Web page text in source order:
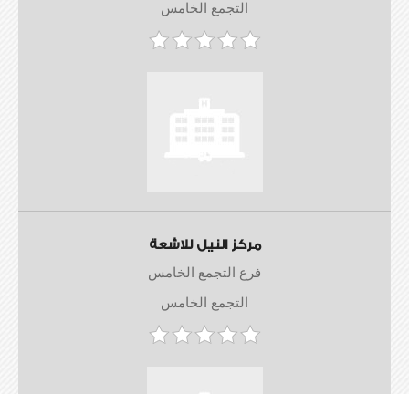
التجمع الخامس
مركز النيل للاشعة
فرع التجمع الخامس
التجمع الخامس